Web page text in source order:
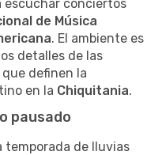
escuchar conciertos
de Música
. El ambiente es
detalles de las
definen la
en la Chiquitania.
pausado
temporada de lluvias